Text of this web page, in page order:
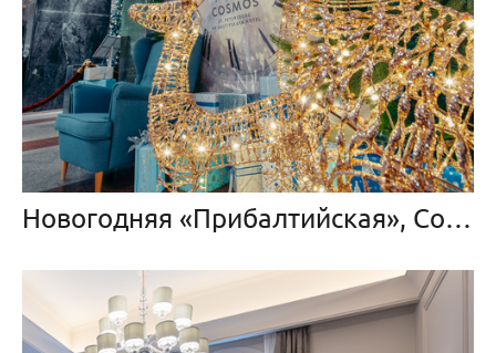
Новогодняя «Прибалтийская», Cosmos Group